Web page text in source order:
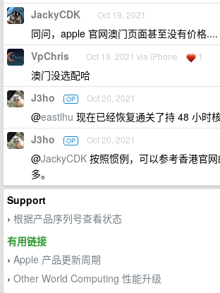
JackyCDK Oct 19, 2021
同问，apple 官网澳门页面甚至没有价格....
VpChris Oct 19, 2021 via iPhone 1
澳门没选配哈
J3ho OP Oct 20, 2021
@eastlhu 现在已经恢复通关了持 48 小时
J3ho OP Oct 20, 2021
@JackyCDK 按照惯例，可以参考香港官
多。
Support
› 根据产品序列号查看状态
有用链接
› Apple 产品更新周期
› Other World Computing 性能升级